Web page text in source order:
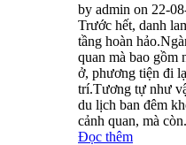
by admin on 22-
Trước hết, danh
tầng hoàn
quan mà bao gồm
ở, phương tiện đi
trí.Tương tự như
du lịch ban đêm
cảnh quan, mà
Đọc thêm